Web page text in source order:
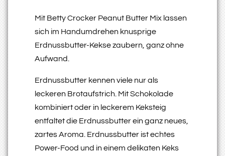
Mit Betty Crocker Peanut Butter Mix lassen
sich im Handumdrehen knusprige
Erdnussbutter-Kekse zaubern, ganz ohne
Aufwand.
Erdnussbutter kennen viele nur als
leckeren Brotaufstrich. Mit Schokolade
kombiniert oder in leckerem Keksteig
entfaltet die Erdnussbutter ein ganz neues,
zartes Aroma. Erdnussbutter ist echtes
Power-Food und in einem delikaten Keks